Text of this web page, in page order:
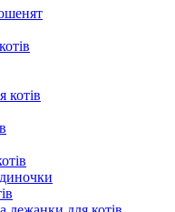
котів